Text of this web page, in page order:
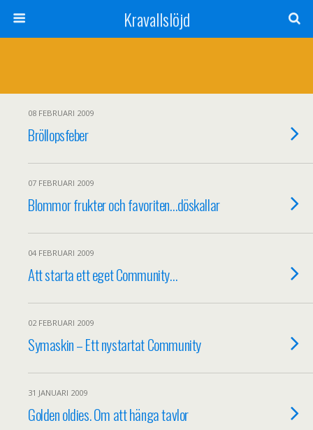
Kravallslöjd
08 FEBRUARI 2009
Bröllopsfeber
07 FEBRUARI 2009
Blommor frukter och favoriten…döskallar
04 FEBRUARI 2009
Att starta ett eget Community…
02 FEBRUARI 2009
Symaskin – Ett nystartat Community
31 JANUARI 2009
Golden oldies. Om att hänga tavlor